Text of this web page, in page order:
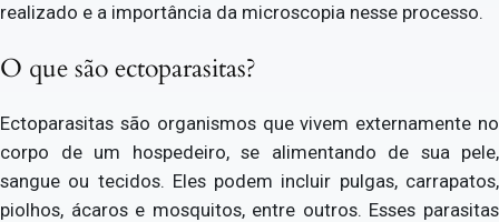
realizado e a importância da microscopia nesse processo.
O que são ectoparasitas?
Ectoparasitas são organismos que vivem externamente no
corpo de um hospedeiro, se alimentando de sua pele,
sangue ou tecidos. Eles podem incluir pulgas, carrapatos,
piolhos, ácaros e mosquitos, entre outros. Esses parasitas